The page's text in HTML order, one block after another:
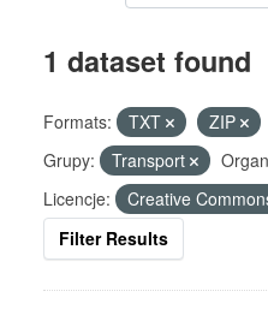
1 dataset found
Formats: TXT ZIP
Grupy:
Transport
Licencje:
Creative
Filter Results